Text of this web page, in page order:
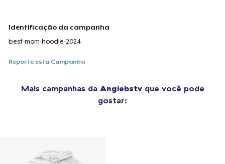
Identificação da campanha
best-mom-hoodie-2024
Reporte esta Campanha
Mais campanhas da Angiebstvque você pode
gostar: